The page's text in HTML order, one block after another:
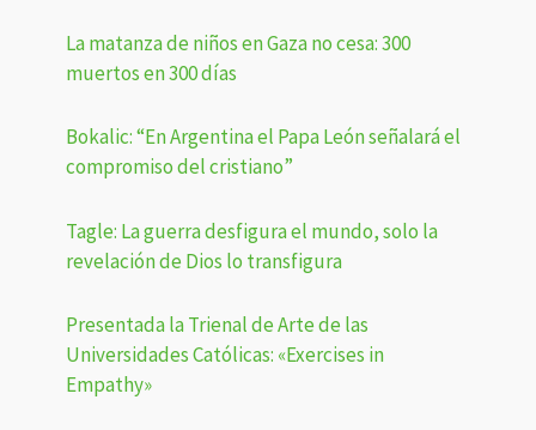
La matanza de niños en Gaza no cesa: 300
muertos en 300 días
Bokalic: “En Argentina el Papa León señalará el
compromiso del cristiano”
Tagle: La guerra desfigura el mundo, solo la
revelación de Dios lo transfigura
Presentada la Trienal de Arte de las
Universidades Católicas: «Exercises in
Empathy»